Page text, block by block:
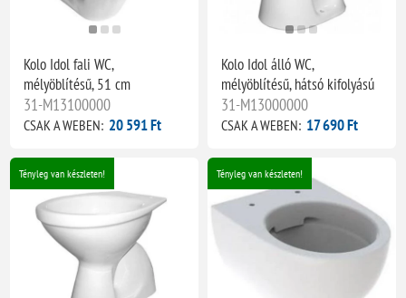
Kolo Idol fali WC,
mélyöblítésű, 51 cm
31-M13100000
CSAK A WEBEN: 20 591 Ft
Kolo Idol álló WC,
mélyöblítésű, hátsó kifolyású
31-M13000000
CSAK A WEBEN: 17 690 Ft
Tényleg van készleten! Tényleg van készleten!